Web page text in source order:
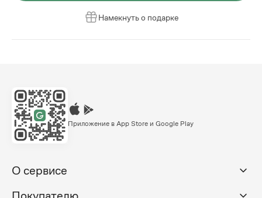
Намекнуть о подарке
Приложение в App Store и Google Play
О сервисе